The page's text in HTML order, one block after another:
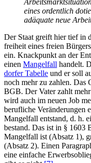
eines ordentlich
adäquate neue
Der Staat greift hier tief in
freiheit eines freien
ein. Knackpunkt an der
einen Mangelfall handelt.
dorfer Tabelle und er soll
noch mehr zu zahlen. Das
BGB. Der Vater zahlt
wird auch im neuen Job
berufliche Veränderungen
Mangelfall entstand, d. h.
bestand. Das ist in § 1603
Mangelfall ist (Absatz 1),
(Absatz 2). Einen
eine einfache